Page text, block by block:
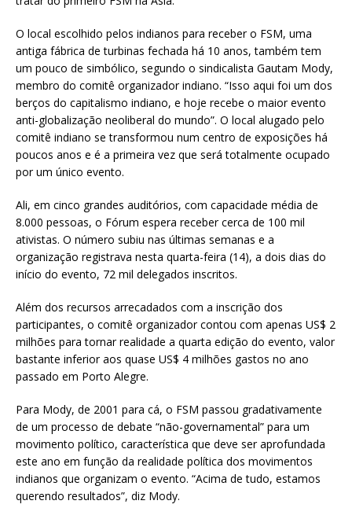
O local escolhido pelos indianos para receber o FSM, uma
antiga fábrica de turbinas fechada há 10 anos, também tem
um pouco de simbólico, segundo o sindicalista Gautam Mody,
membro do comitê organizador indiano. “Isso aqui foi um dos
berços do capitalismo indiano, e hoje recebe o maior evento
anti-globalização neoliberal do mundo”. O local alugado pelo
comitê indiano se transformou num centro de exposições há
poucos anos e é a primeira vez que será totalmente ocupado
por um único evento.
Ali, em cinco grandes auditórios, com capacidade média de
8.000 pessoas, o Fórum espera receber cerca de 100 mil
ativistas. O número subiu nas últimas semanas e a
organização registrava nesta quarta-feira (14), a dois dias do
início do evento, 72 mil delegados inscritos.
Além dos recursos arrecadados com a inscrição dos
participantes, o comitê organizador contou com apenas US$ 2
milhões para tornar realidade a quarta edição do evento, valor
bastante inferior aos quase US$ 4 milhões gastos no ano
passado em Porto Alegre.
Para Mody, de 2001 para cá, o FSM passou gradativamente
de um processo de debate “não-governamental” para um
movimento político, característica que deve ser aprofundada
este ano em função da realidade política dos movimentos
indianos que organizam o evento. “Acima de tudo, estamos
querendo resultados”, diz Mody.